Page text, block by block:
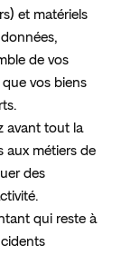
et matériels
de vos
vos biens
avant tout la
aux métiers de
des
qui reste à